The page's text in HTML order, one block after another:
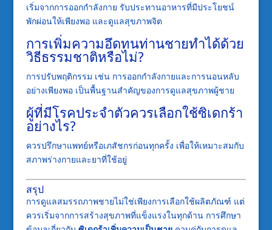
เริ่มจากการออกกำลังกาย รับประทานอาหารที่มีประโยชน์
พักผ่อนให้เพียงพอ และดูแลสุขภาพจิต
การเพิ่มความอึดทนท่านชายทำได้ด้วย
วิธีธรรมชาติหรือไม่?
การปรับพฤติกรรม เช่น การออกกำลังกายและการนอนหลับ
อย่างเพียงพอ เป็นพื้นฐานสำคัญของการดูแลสุขภาพผู้ชาย
ผู้ที่มีโรคประจำตัวควรเลือกใช้ซิเดกร้า
อย่างไร?
ควรปรึกษาแพทย์หรือเภสัชกรก่อนทุกครั้ง เพื่อให้เหมาะสมกับ
สภาพร่างกายและยาที่ใช้อยู่
สรุป
การดูแลสมรรถภาพชายไม่ใช่เพียงการเลือกใช้ผลิตภัณฑ์ แต่
ควรเริ่มจากการสร้างสุขภาพที่แข็งแรงในทุกด้าน การศึกษา